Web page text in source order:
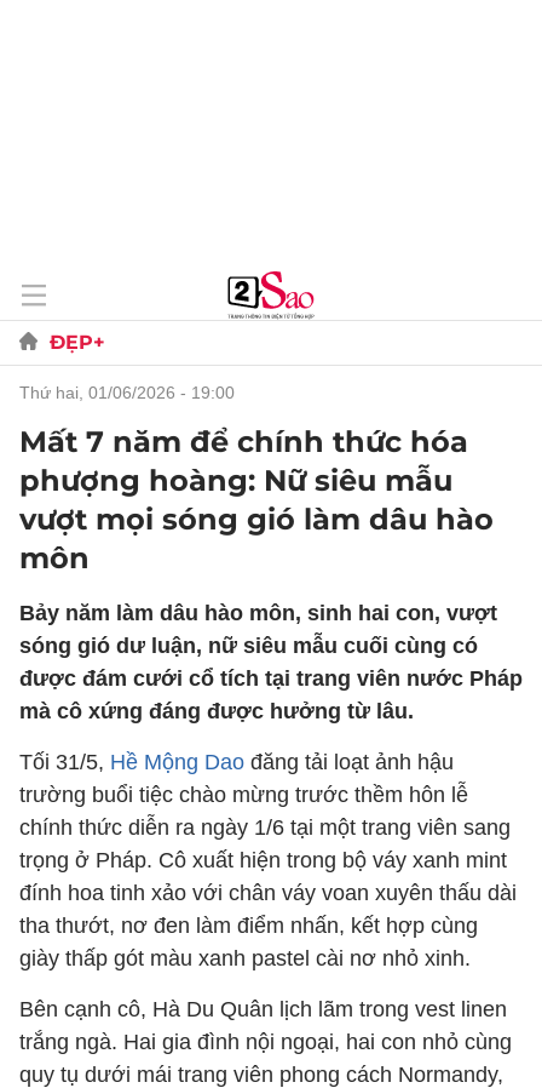
ĐẸP+
thứ hai, 01/06/2026 - 19:00
Mất 7 năm để chính thức hóa
phượng hoàng: Nữ siêu mẫu
vượt mọi sóng gió làm dâu hào
môn
Bảy năm làm dâu hào môn, sinh hai con, vượt
sóng gió dư luận, nữ siêu mẫu cuối cùng có
được đám cưới cổ tích tại trang viên nước Pháp
mà cô xứng đáng được hưởng từ lâu.
Tối 31/5, Hề Mộng Dao đăng tải loạt ảnh hậu
trường buổi tiệc chào mừng trước thềm hôn lễ
chính thức diễn ra ngày 1/6 tại một trang viên sang
trọng ở Pháp. Cô xuất hiện trong bộ váy xanh mint
đính hoa tinh xảo với chân váy voan xuyên thấu dài
tha thướt, nơ đen làm điểm nhấn, kết hợp cùng
giày thấp gót màu xanh pastel cài nơ nhỏ xinh.
Bên cạnh cô, Hà Du Quân lịch lãm trong vest linen
trắng ngà. Hai gia đình nội ngoại, hai con nhỏ cùng
quy tụ dưới mái trang viên phong cách Normandy,